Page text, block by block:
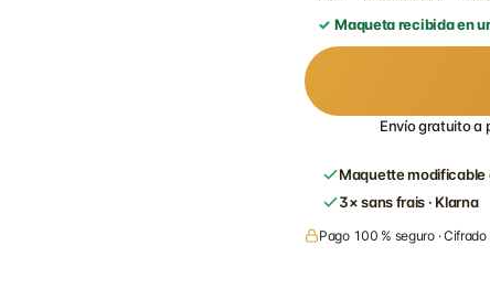
Maqueta recibida en
Envío gratuito a
Maquette modificable
3× sans frais · Klarna
Pago 100 % seguro · Cifrado